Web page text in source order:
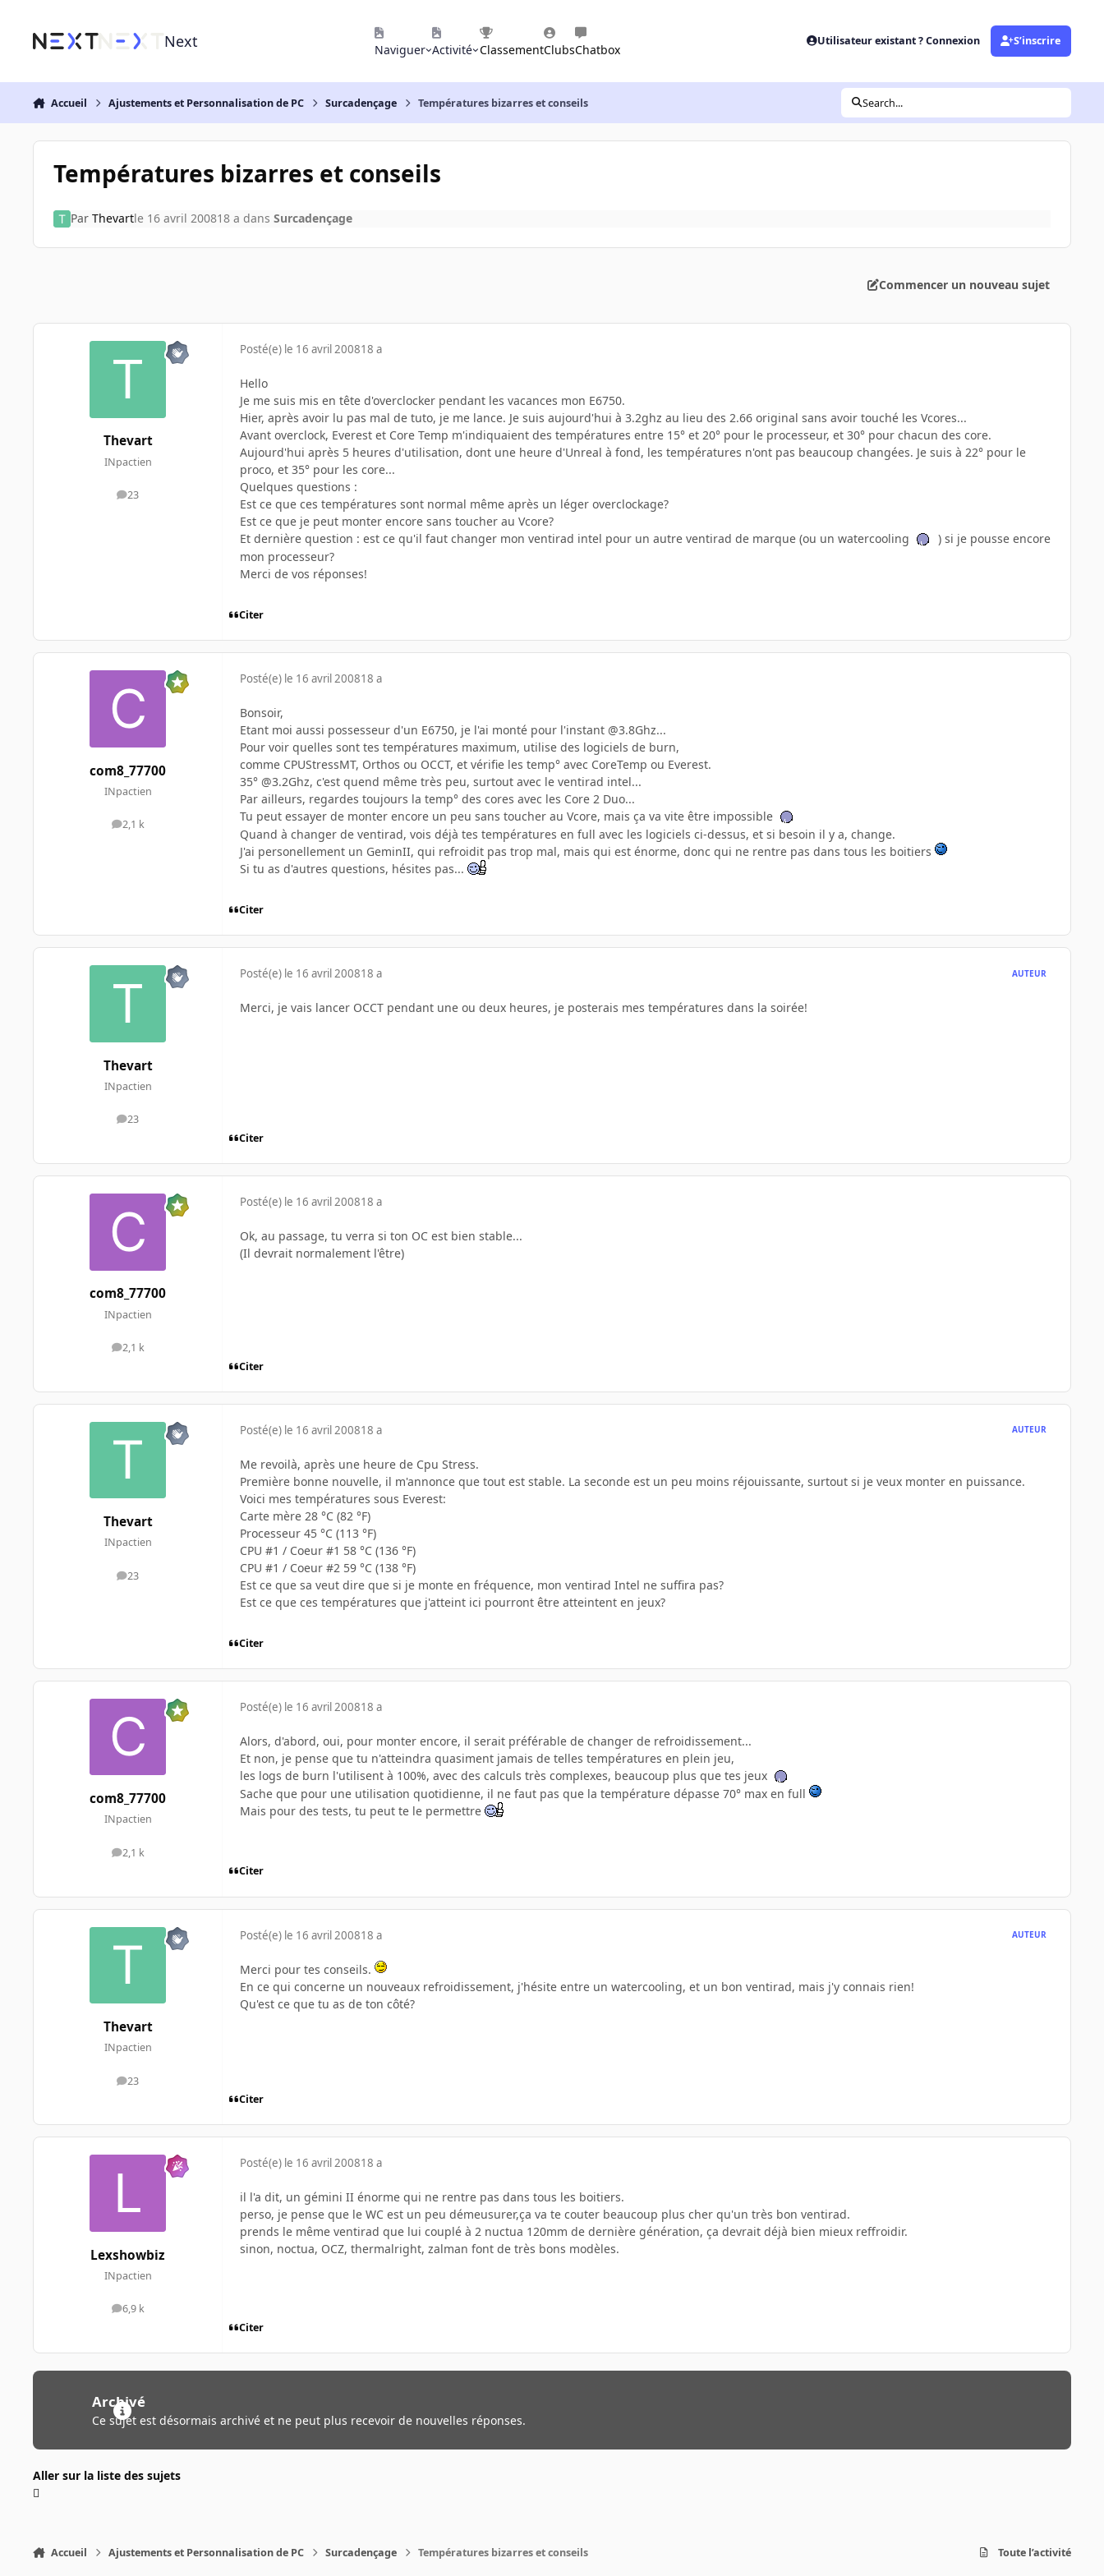
Next Naviguer Activité ClassementClubsChatbox
Utilisateur existant ? Connexion S’inscrire
Accueil Ajustements et Personnalisation de PC Surcadençage Températures bizarres et conseils Search...
Températures bizarres et conseils
Par Thevartle 16 avril 200818 a dans Surcadençage
Commencer un nouveau sujet
Thevart
INpactien
23
messages
Posté(e) le 16 avril 200818 a
Hello
Je me suis mis en tête d'overclocker pendant les vacances mon E6750.
Hier, après avoir lu pas mal de tuto, je me lance. Je suis aujourd'hui à 3.2ghz au lieu des 2.66 original sans avoir touché les Vcores...
Avant overclock, Everest et Core Temp m'indiquaient des températures entre 15° et 20° pour le processeur, et 30° pour chacun des core.
Aujourd'hui après 5 heures d'utilisation, dont une heure d'Unreal à fond, les températures n'ont pas beaucoup changées. Je suis à 22° pour le
proco, et 35° pour les core...
Quelques questions :
Est ce que ces températures sont normal même après un léger overclockage?
Est ce que je peut monter encore sans toucher au Vcore?
Et dernière question : est ce qu'il faut changer mon ventirad intel pour un autre ventirad de marque (ou un watercooling
) si je pousse encore
mon processeur?
Merci de vos réponses!
Citer
com8_77700
INpactien
2,1 k
messages
Posté(e) le 16 avril 200818 a
Bonsoir,
Etant moi aussi possesseur d'un E6750, je l'ai monté pour l'instant @3.8Ghz...
Pour voir quelles sont tes températures maximum, utilise des logiciels de burn,
comme CPUStressMT, Orthos ou OCCT, et vérifie les temp° avec CoreTemp ou Everest.
35° @3.2Ghz, c'est quend même très peu, surtout avec le ventirad intel...
Par ailleurs, regardes toujours la temp° des cores avec les Core 2 Duo...
Tu peut essayer de monter encore un peu sans toucher au Vcore, mais ça va vite être impossible
Quand à changer de ventirad, vois déjà tes températures en full avec les logiciels ci-dessus, et si besoin il y a, change.
J'ai personellement un GeminII, qui refroidit pas trop mal, mais qui est énorme, donc qui ne rentre pas dans tous les boitiers
Si tu as d'autres questions, hésites pas...
Citer
Thevart
INpactien
23
messages
Posté(e) le 16 avril 200818 a AUTEUR
Merci, je vais lancer OCCT pendant une ou deux heures, je posterais mes températures dans la soirée!
Citer
com8_77700
INpactien
2,1 k
messages
Posté(e) le 16 avril 200818 a
Ok, au passage, tu verra si ton OC est bien stable...
(Il devrait normalement l'être)
Citer
Thevart
INpactien
23
messages
Posté(e) le 16 avril 200818 a AUTEUR
Me revoilà, après une heure de Cpu Stress.
Première bonne nouvelle, il m'annonce que tout est stable. La seconde est un peu moins réjouissante, surtout si je veux monter en puissance.
Voici mes températures sous Everest:
Carte mère 28 °C (82 °F)
Processeur 45 °C (113 °F)
CPU #1 / Coeur #1 58 °C (136 °F)
CPU #1 / Coeur #2 59 °C (138 °F)
Est ce que sa veut dire que si je monte en fréquence, mon ventirad Intel ne suffira pas?
Est ce que ces températures que j'atteint ici pourront être atteintent en jeux?
Citer
com8_77700
INpactien
2,1 k
messages
Posté(e) le 16 avril 200818 a
Alors, d'abord, oui, pour monter encore, il serait préférable de changer de refroidissement...
Et non, je pense que tu n'atteindra quasiment jamais de telles températures en plein jeu,
les logs de burn l'utilisent à 100%, avec des calculs très complexes, beaucoup plus que tes jeux
Sache que pour une utilisation quotidienne, il ne faut pas que la température dépasse 70° max en full
Mais pour des tests, tu peut te le permettre
Citer
Thevart
INpactien
23
messages
Posté(e) le 16 avril 200818 a AUTEUR
Merci pour tes conseils.
En ce qui concerne un nouveaux refroidissement, j'hésite entre un watercooling, et un bon ventirad, mais j'y connais rien!
Qu'est ce que tu as de ton côté?
Citer
Lexshowbiz
INpactien
6,9 k
messages
Posté(e) le 16 avril 200818 a
il l'a dit, un gémini II énorme qui ne rentre pas dans tous les boitiers.
perso, je pense que le WC est un peu démeusurer,ça va te couter beaucoup plus cher qu'un très bon ventirad.
prends le même ventirad que lui couplé à 2 nuctua 120mm de dernière génération, ça devrait déjà bien mieux reffroidir.
sinon, noctua, OCZ, thermalright, zalman font de très bons modèles.
Citer
Archivé
Ce sujet est désormais archivé et ne peut plus recevoir de nouvelles réponses.
Aller sur la liste des sujets
Accueil Ajustements et Personnalisation de PC Surcadençage Températures bizarres et conseils Toute l’activité